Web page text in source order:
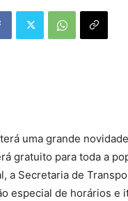
uma grande
gratuito para toda a
a Secretaria de
especial de horários